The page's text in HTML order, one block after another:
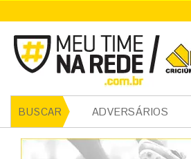
BUSCAR ADVERSÁRIOS